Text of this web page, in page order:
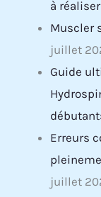
à
Muscler
juillet
Guide
Erreurs
juillet